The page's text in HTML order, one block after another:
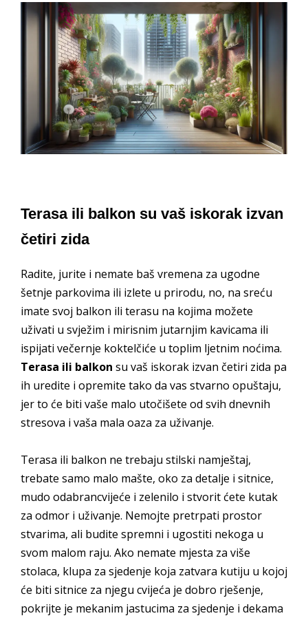
Terasa ili balkon su vaš iskorak izvan
četiri zida
Radite, jurite i nemate baš vremena za ugodne
šetnje parkovima ili izlete u prirodu, no, na sreću
imate svoj balkon ili terasu na kojima možete
uživati u svježim i mirisnim jutarnjim kavicama ili
ispijati večernje koktelčiće u toplim ljetnim noćima.
Terasa ili balkon su vaš iskorak izvan četiri zida pa
ih uredite i opremite tako da vas stvarno opuštaju,
jer to će biti vaše malo utočišete od svih dnevnih
stresova i vaša mala oaza za uživanje.
Terasa ili balkon ne trebaju stilski namještaj,
trebate samo malo mašte, oko za detalje i sitnice,
mudo odabrancvijeće i zelenilo i stvorit ćete kutak
za odmor i uživanje. Nemojte pretrpati prostor
stvarima, ali budite spremni i ugostiti nekoga u
svom malom raju. Ako nemate mjesta za više
stolaca, klupa za sjedenje koja zatvara kutiju u kojoj
će biti sitnice za njegu cvijeća je dobro rješenje,
pokrijte je mekanim jastucima za sjedenje i dekama